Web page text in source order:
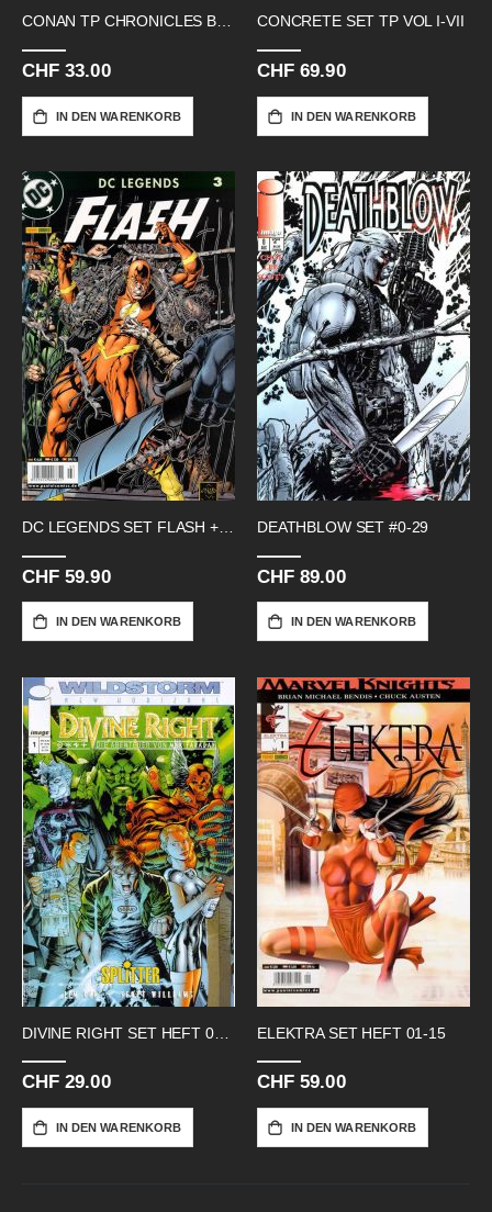
CHF 33.00
IN DEN WARENKORB
CONCRETE SET TP VOL I-VII
CHF 69.90
IN DEN WARENKORB
DC LEGENDS SET FLASH + GREEN LANTERN
CHF 59.90
IN DEN WARENKORB
DEATHBLOW SET #0-29
CHF 89.00
IN DEN WARENKORB
DIVINE RIGHT SET HEFT 01-07
CHF 29.00
IN DEN WARENKORB
ELEKTRA SET HEFT 01-15
CHF 59.00
IN DEN WARENKORB